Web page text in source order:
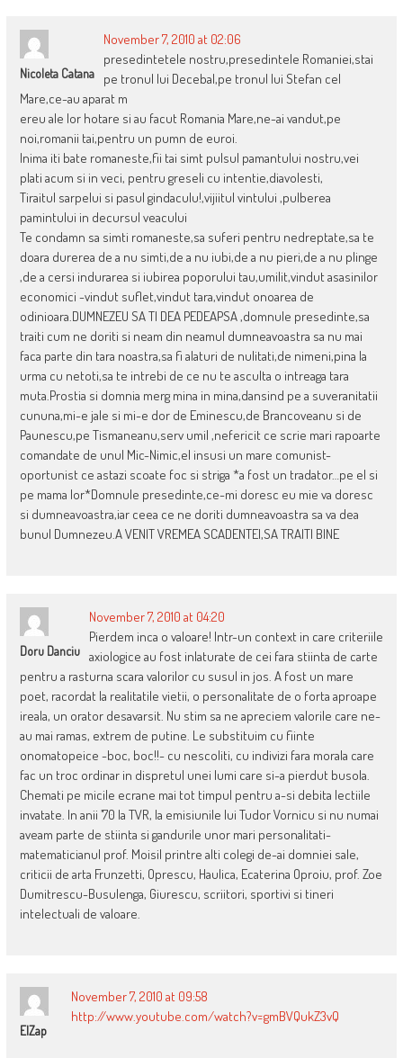
Nicoleta Catana
November 7, 2010 at 02:06
presedintetele nostru,presedintele Romaniei,stai
pe tronul lui Decebal,pe tronul lui Stefan cel
Mare,ce-au aparat m
ereu ale lor hotare si au facut Romania Mare,ne-ai vandut,pe
noi,romanii tai,pentru un pumn de euroi.
Inima iti bate romaneste,fii tai simt pulsul pamantului nostru,vei
plati acum si in veci, pentru greseli cu intentie,diavolesti,
Tiraitul sarpelui si pasul gindaculu!,vijiitul vintului ,pulberea
pamintului in decursul veacului
Te condamn sa simti romaneste,sa suferi pentru nedreptate,sa te
doara durerea de a nu simti,de a nu iubi,de a nu pieri,de a nu plinge
,de a cersi indurarea si iubirea poporului tau,umilit,vindut asasinilor
economici -vindut suflet,vindut tara,vindut onoarea de
odinioara.DUMNEZEU SA TI DEA PEDEAPSA ,domnule presedinte,sa
traiti cum ne doriti si neam din neamul dumneavoastra sa nu mai
faca parte din tara noastra,sa fi alaturi de nulitati,de nimeni,pina la
urma cu netoti,sa te intrebi de ce nu te asculta o intreaga tara
muta.Prostia si domnia merg mina in mina,dansind pe a suveranitatii
cununa,mi-e jale si mi-e dor de Eminescu,de Brancoveanu si de
Paunescu,pe Tismaneanu,serv umil ,nefericit ce scrie mari rapoarte
comandate de unul Mic-Nimic,el insusi un mare comunist-
oportunist ce astazi scoate foc si striga *a fost un tradator…pe el si
pe mama lor*Domnule presedinte,ce-mi doresc eu mie va doresc
si dumneavoastra,iar ceea ce ne doriti dumneavoastra sa va dea
bunul Dumnezeu.A VENIT VREMEA SCADENTEI,SA TRAITI BINE
Doru Danciu
November 7, 2010 at 04:20
Pierdem inca o valoare! Intr-un context in care criteriile
axiologice au fost inlaturate de cei fara stiinta de carte
pentru a rasturna scara valorilor cu susul in jos. A fost un mare
poet, racordat la realitatile vietii, o personalitate de o forta aproape
ireala, un orator desavarsit. Nu stim sa ne apreciem valorile care ne-
au mai ramas, extrem de putine. Le substituim cu fiinte
onomatopeice -boc, boc!!- cu nescoliti, cu indivizi fara morala care
fac un troc ordinar in dispretul unei lumi care si-a pierdut busola.
Chemati pe micile ecrane mai tot timpul pentru a-si debita lectiile
invatate. In anii ’70 la TVR, la emisiunile lui Tudor Vornicu si nu numai
aveam parte de stiinta si gandurile unor mari personalitati-
matematicianul prof. Moisil printre alti colegi de-ai domniei sale,
criticii de arta Frunzetti, Oprescu, Haulica, Ecaterina Oproiu, prof. Zoe
Dumitrescu-Busulenga, Giurescu, scriitori, sportivi si tineri
intelectuali de valoare.
ElZap
November 7, 2010 at 09:58
http://www.youtube.com/watch?v=gmBVQukZ3vQ